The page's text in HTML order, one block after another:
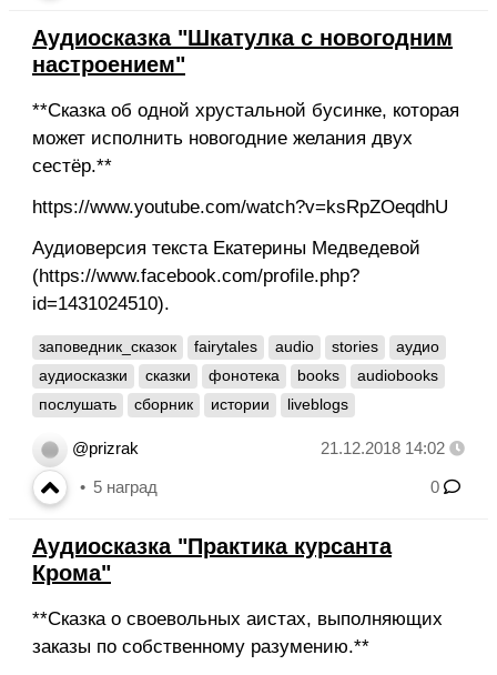
Аудиосказка "Шкатулка с новогодним
настроением"
**Сказка об одной хрустальной бусинке, которая
может исполнить новогодние желания двух
сестёр.**
https://www.youtube.com/watch?v=ksRpZOeqdhU
Аудиоверсия текста Екатерины Медведевой
(https://www.facebook.com/profile.php?
id=1431024510).
заповедник_сказок fairytales audio stories
аудио
аудиосказки
сказки фонотека books
audiobooks
послушать
сборник истории liveblogs
@prizrak 21.12.2018 14:02
5 наград 0
Аудиосказка "Практика курсанта
Крома"
**Сказка о своевольных аистах, выполняющих
заказы по собственному разумению.**